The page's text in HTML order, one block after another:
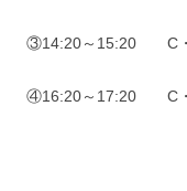
③14:20～15:20 C
④16:20～17:20 C